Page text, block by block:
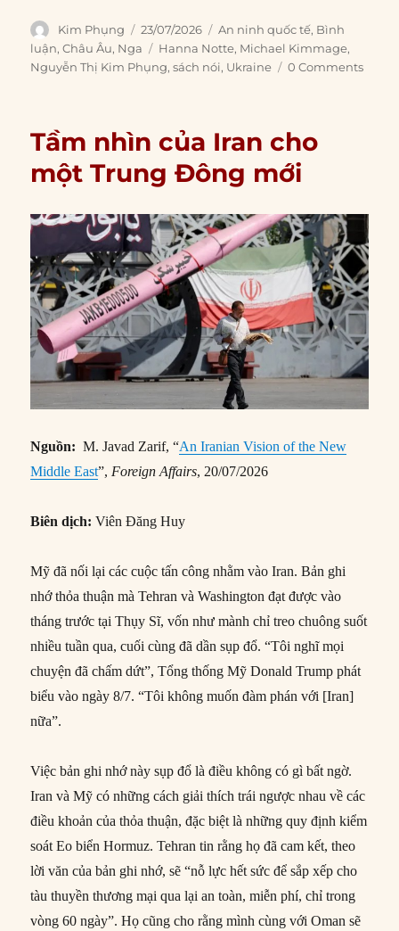
Author
Kim Phụng
Posted
on
23/07/2026 Categories
An ninh quốc tế, Bình
luận,Châu Âu, Nga Tags
Hanna Notte, Michael Kimmage,
Nguyễn Thị Kim Phụng,sách nói, Ukraine 0 Comments
Tầm nhìn của Iran cho
một Trung Đông mới
Nguồn: M. Javad Zarif, “An Iranian Vision of the New
Middle East”, Foreign Affairs, 20/07/2026
Biên dịch: Viên Đăng Huy
Mỹ đã nối lại các cuộc tấn công nhằm vào Iran. Bản ghi
nhớ thỏa thuận mà Tehran và Washington đạt được vào
tháng trước tại Thụy Sĩ, vốn như mành chỉ treo chuông suốt
nhiều tuần qua, cuối cùng đã dần sụp đổ. “Tôi nghĩ mọi
chuyện đã chấm dứt”, Tổng thống Mỹ Donald Trump phát
biểu vào ngày 8/7. “Tôi không muốn đàm phán với [Iran]
nữa”.
Việc bản ghi nhớ này sụp đổ là điều không có gì bất ngờ.
Iran và Mỹ có những cách giải thích trái ngược nhau về các
điều khoản của thỏa thuận, đặc biệt là những quy định kiểm
soát Eo biển Hormuz. Tehran tin rằng họ đã cam kết, theo
lời văn của bản ghi nhớ, sẽ “nỗ lực hết sức để sắp xếp cho
tàu thuyền thương mại qua lại an toàn, miễn phí, chỉ trong
vòng 60 ngày”. Họ cũng cho rằng mình cùng với Oman sẽ